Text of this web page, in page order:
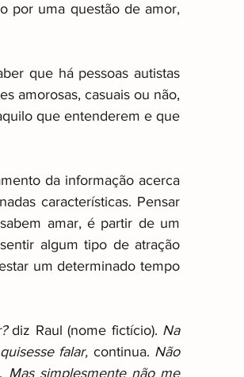
por uma questão de amor,
que há pessoas autistas
amorosas, casuais ou não,
que entenderem e que
da informação acerca
características. Pensar
amar, é partir de um
algum tipo de atração
um determinado tempo
diz Raul (nome fictício). Na
falar, continua. Não
Mas simplesmente não me